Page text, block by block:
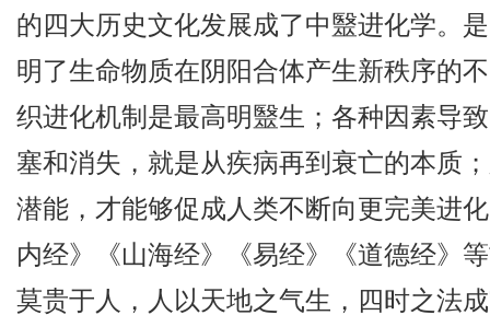
的四大历史文化发展成了中毉进化学。
明了生命物质在阴阳合体产生新秩序的
织进化机制是最高明毉生；各种因素导
塞和消失，就是从疾病再到衰亡的本质
潜能，才能够促成人类不断向更完美进
内经》《山海经》《易经》《道德经》
莫贵于人，人以天地之气生，四时之法